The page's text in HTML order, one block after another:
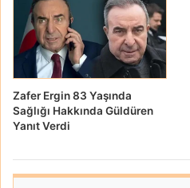
Zafer Ergin 83 Yaşında
Sağlığı Hakkında Güldüren
Yanıt Verdi